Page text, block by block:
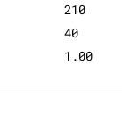
210
40
1.00